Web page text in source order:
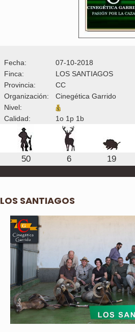
Fecha:
07-10-2018
Finca:
LOS SANTIAGOS
Provincia:
CC
Organización:
Cinegética Garrido
Nivel:
Calidad:
1o 1p 1b
50 6 19
LOS SANTIAGOS